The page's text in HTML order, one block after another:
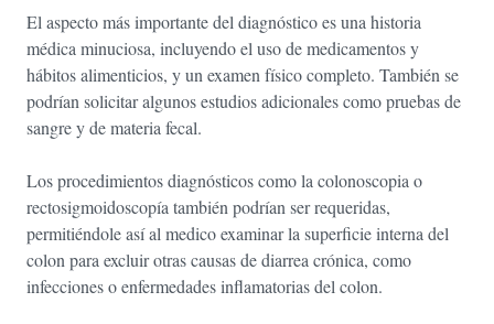
El aspecto más importante del diagnóstico es una historia
médica minuciosa, incluyendo el uso de medicamentos y
hábitos alimenticios, y un examen físico completo. También se
podrían solicitar algunos estudios adicionales como pruebas de
sangre y de materia fecal.
Los procedimientos diagnósticos como la colonoscopia o
rectosigmoidoscopía también podrían ser requeridas,
permitiéndole así al medico examinar la superficie interna del
colon para excluir otras causas de diarrea crónica, como
infecciones o enfermedades inflamatorias del colon.